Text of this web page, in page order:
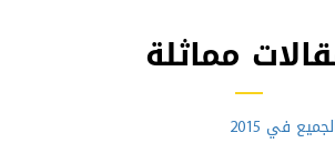
مماثلة